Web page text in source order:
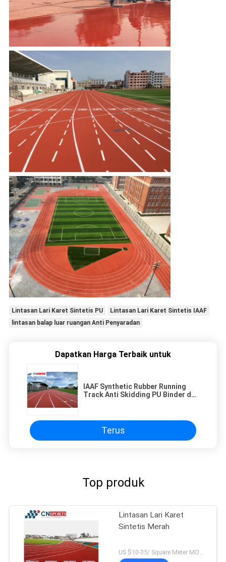
Lintasan Lari Karet Sintetis PU
Lintasan Lari Karet Sintetis IAAF
lintasan balap luar ruangan Anti Penyaradan
Dapatkan Harga Terbaik untuk
IAAF Synthetic Rubber Running
Track Anti Skidding PU Binder dan
Terus
Top produk
Lintasan Lari Karet
Sintetis Merah